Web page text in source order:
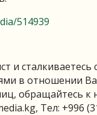
514939
и сталкиваетесь
в отношении
обращайтесь
, Тел: +996